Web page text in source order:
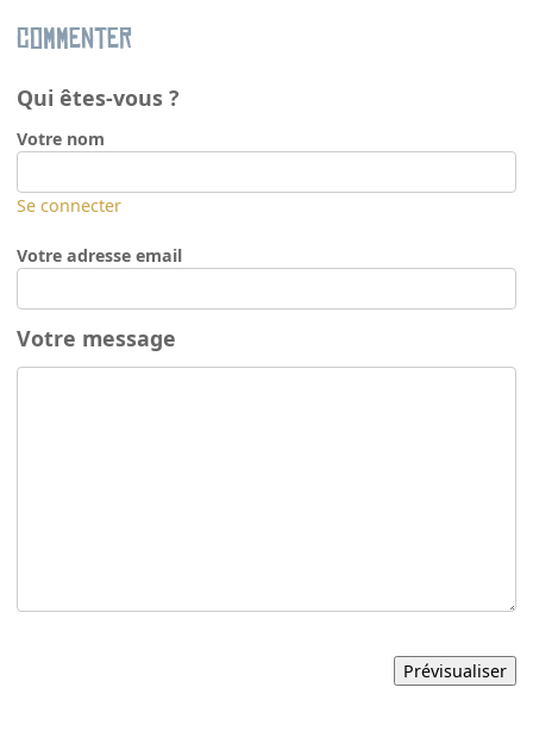
Commenter
Qui êtes-vous ?
Votre nom
Se connecter
Votre adresse email
Votre message